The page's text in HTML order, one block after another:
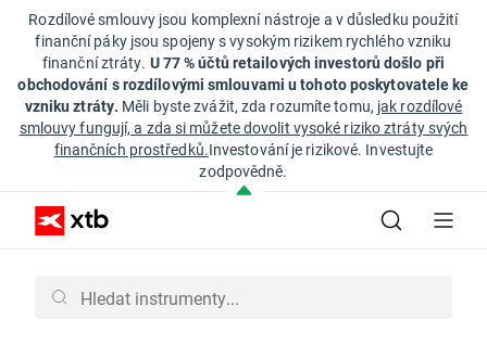
Rozdílové smlouvy jsou komplexní nástroje a v důsledku použití
finanční páky jsou spojeny s vysokým rizikem rychlého vzniku
finanční ztráty. U 77 % účtů retailových investorů došlo při
obchodování s rozdílovými smlouvami u tohoto poskytovatele ke
vzniku ztráty. Měli byste zvážit, zda rozumíte tomu, jak rozdílové
smlouvy fungují, a zda si můžete dovolit vysoké riziko ztráty svých
finančních prostředků.Investování je rizikové. Investujte
zodpovědně.